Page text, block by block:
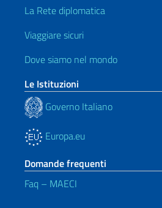
La Rete diplomatica
Viaggiare sicuri
Dove siamo nel mondo
Le Istituzioni
Governo Italiano
Europa.eu
Domande frequenti
Faq – MAECI